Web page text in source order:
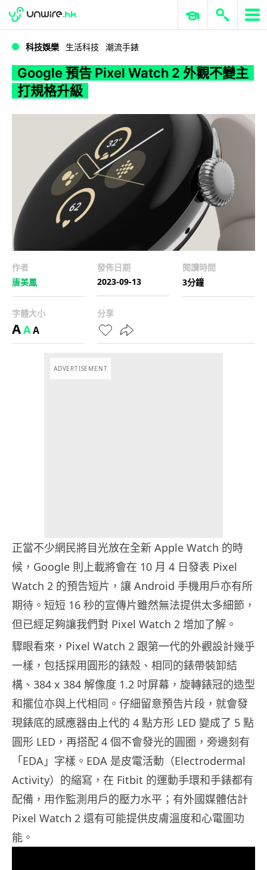
WWDC 2026 ERP 與商業 AI
科技娛樂 生活科技 潮流手錶
Google 預告 Pixel Watch 2 外觀不變主
打規格升級
作者
唐美鳳
發佈日期
2023-09-13
閱讀時間
3分鐘
字體大小
AAA
分享
ADVERTISEMENT
正當不少網民將目光放在全新 Apple Watch 的時
候，Google 則上載將會在 10 月 4 日發表 Pixel
Watch 2 的預告短片，讓 Android 手機用戶亦有所
期待。短短 16 秒的宣傳片雖然無法提供太多細節，
但已經足夠讓我們對 Pixel Watch 2 增加了解。
驟眼看來，Pixel Watch 2 跟第一代的外觀設計幾乎
一樣，包括採用圓形的錶殼、相同的錶帶裝卸結
構、384 x 384 解像度 1.2 吋屏幕，旋轉錶冠的造型
和擺位亦與上代相同。仔細留意預告片段，就會發
現錶底的感應器由上代的 4 點方形 LED 變成了 5 點
圓形 LED，再搭配 4 個不會發光的圓圈，旁邊刻有
「EDA」字樣。EDA 是皮電活動（Electrodermal
Activity）的縮寫，在 Fitbit 的運動手環和手錶都有
配備，用作監測用戶的壓力水平；有外國媒體估計
Pixel Watch 2 還有可能提供皮膚溫度和心電圖功
能。